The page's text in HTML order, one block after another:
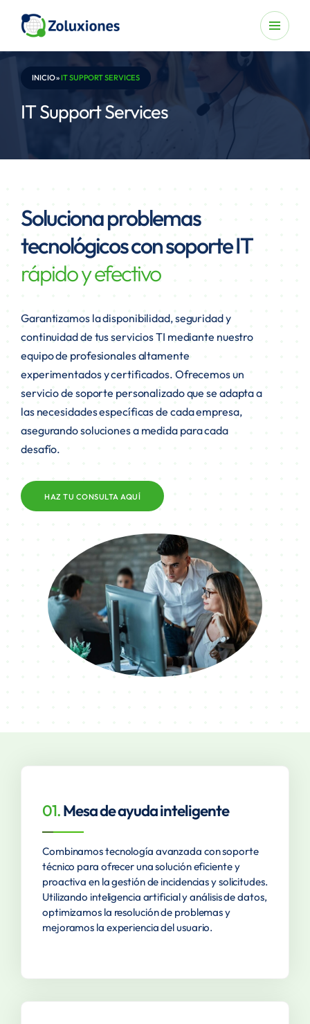
INICIO»IT SUPPORT SERVICES
IT Support Services
Soluciona problemas
tecnológicos con soporte IT
rápido y efectivo
Garantizamos la disponibilidad, seguridad y
continuidad de tus servicios TI mediante nuestro
equipo de profesionales altamente
experimentados y certificados. Ofrecemos un
servicio de soporte personalizado que se adapta a
las necesidades específicas de cada empresa,
asegurando soluciones a medida para cada
desafío.
HAZ TU CONSULTA AQUÍ
01.Mesa de ayuda inteligente
Combinamos tecnología avanzada con soporte
técnico para ofrecer una solución eficiente y
proactiva en la gestión de incidencias y solicitudes.
Utilizando inteligencia artificial y análisis de datos,
optimizamos la resolución de problemas y
mejoramos la experiencia del usuario.